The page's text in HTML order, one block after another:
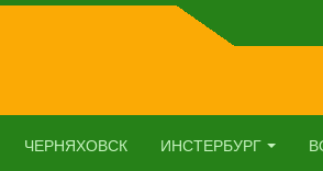
ЧЕРНЯХОВСК ИНСТЕРБУРГ